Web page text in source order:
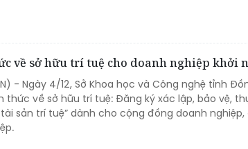
về sở hữu trí tuệ cho doanh nghiệp khởi
- Ngày 4/12, Sở Khoa học và Công nghệ tỉnh
thức về sở hữu trí tuệ: Đăng ký xác lập, bảo vệ,
sản trí tuệ” dành cho cộng đồng doanh